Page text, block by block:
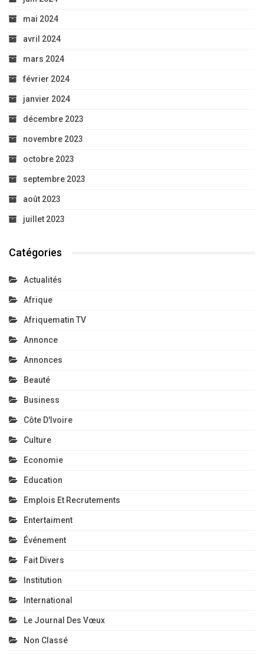
mai 2024
avril 2024
mars 2024
février 2024
janvier 2024
décembre 2023
novembre 2023
octobre 2023
septembre 2023
août 2023
juillet 2023
Catégories
Actualités
Afrique
Afriquematin TV
Annonce
Annonces
Beauté
Business
Côte D'Ivoire
Culture
Economie
Education
Emplois Et Recrutements
Entertaiment
Événement
Fait Divers
Institution
International
Le Journal Des Vœux
Non Classé